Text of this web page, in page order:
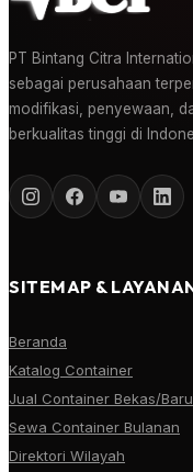
PT Bintang Citra
sebagai perusahaan
modifikasi, penyewaan,
berkualitas tinggi di
SITEMAP &
Beranda
Katalog Container
Jual Container Bekas/Baru
Sewa Container Bulanan
Direktori Wilayah